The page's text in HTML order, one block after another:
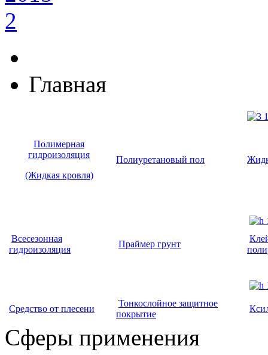
Главная
Полимерная
гидроизоляция
(Жидкая кровля)
Полиуретановый пол
Всесезонная
гидроизоляция
Праймер грунт
Средство от плесени
Тонкослойное защитное
покрытие
Сферы применения